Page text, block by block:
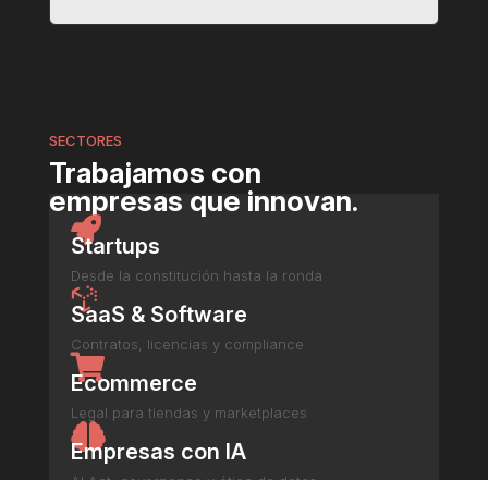
SECTORES
Trabajamos con
empresas que innovan.

Startups
Desde la constitución hasta la ronda

SaaS & Software
Contratos, licencias y compliance

Ecommerce
Legal para tiendas y marketplaces

Empresas con IA